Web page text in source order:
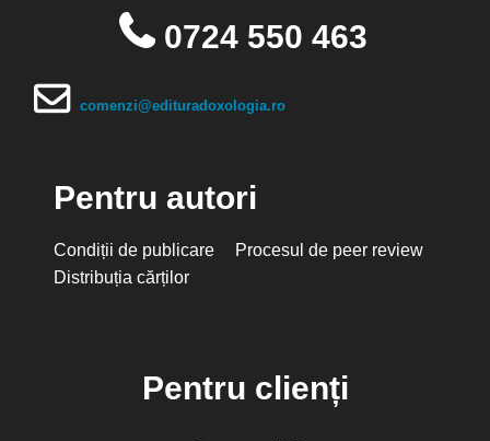
0724 550 463
comenzi@edituradoxologia.ro
Pentru autori
Condiții de publicare
Procesul de peer review
Distribuția cărților
Pentru clienți